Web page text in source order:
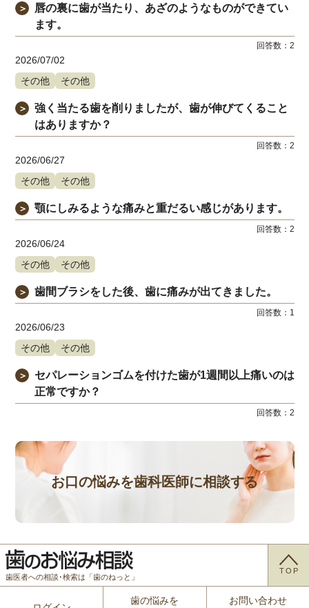
＞
唇の裏に歯が当たり、あざのようなものができてい
ます。
回答数： 2
2026/07/02
その他
その他
＞
強く当たる歯を削りましたが、歯が伸びてくること
はありますか？
回答数： 2
2026/06/27
その他
その他
＞ 顎にしみるような痛みと重だるい感じがあります。
回答数： 2
2026/06/24
その他
その他
＞ 歯間ブラシをした後、歯に痛みが出てきました。
回答数： 1
2026/06/23
その他
その他
＞
セパレーションゴムを付けた歯が1週間以上痛いのは
正常ですか？
回答数： 2
お口の悩みを歯科医師に相談する
歯医者への相談･検索は「歯のねっと」
TOP
歯の悩みを お問い合わせ